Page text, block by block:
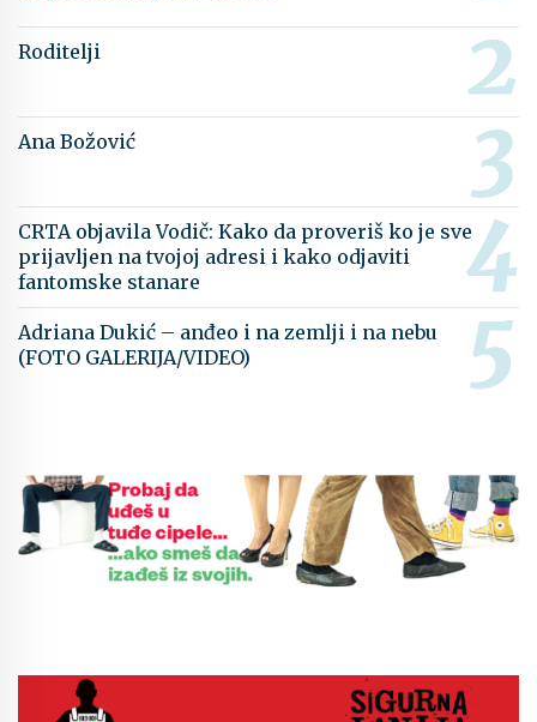
Roditelji
Ana Božović
CRTA objavila Vodič: Kako da proveriš ko je sve
prijavljen na tvojoj adresi i kako odjaviti
fantomske stanare
Adriana Dukić – anđeo i na zemlji i na nebu
(FOTO GALERIJA/VIDEO)